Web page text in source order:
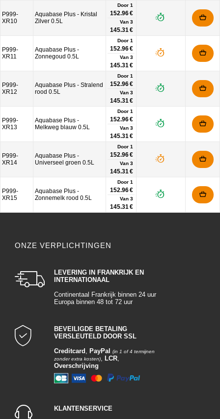
P999-
XR10
Aquabase Plus - Kristal
Zilver 0.5L
Door 1
152.96 €
Van 3
145.31 €
P999-
XR11
Aquabase Plus -
Zonnegoud 0.5L
Door 1
152.96 €
Van 3
145.31 €
P999-
XR12
Aquabase Plus - Stralend
rood 0.5L
Door 1
152.96 €
Van 3
145.31 €
P999-
XR13
Aquabase Plus -
Melkweg blauw 0.5L
Door 1
152.96 €
Van 3
145.31 €
P999-
XR14
Aquabase Plus -
Universeel groen 0.5L
Door 1
152.96 €
Van 3
145.31 €
P999-
XR15
Aquabase Plus -
Zonnemelk rood 0.5L
Door 1
152.96 €
Van 3
145.31 €
ONZE VERPLICHTINGEN
LEVERING IN FRANKRIJK EN
INTERNATIONAAL
Continentaal Frankrijk binnen 24 uur
Europa binnen 48 tot 72 uur
BEVEILIGDE BETALING
VERSLEUTELD DOOR SSL
Creditcard , PayPal
(in 1 of 4 termijnen
zonder extra kosten), LCR,
Overschrijving
KLANTENSERVICE